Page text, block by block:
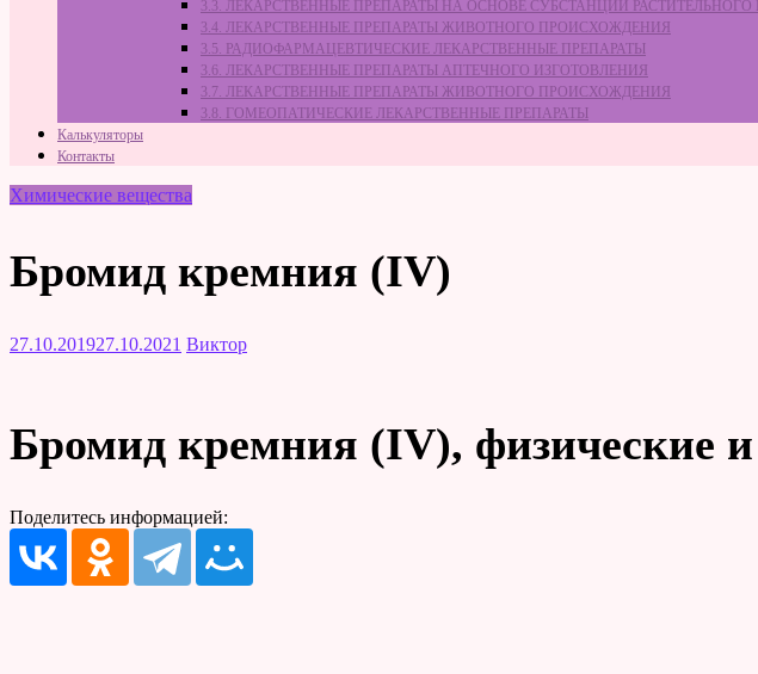
3.3. ЛЕКАРСТВЕННЫЕ ПРЕПАРАТЫ НА ОСНОВЕ СУБСТАНЦИЙ
3.4. ЛЕКАРСТВЕННЫЕ ПРЕПАРАТЫ ЖИВОТНОГО ПРОИСХОЖДЕНИЯ
3.5. РАДИОФАРМАЦЕВТИЧЕСКИЕ ЛЕКАРСТВЕННЫЕ ПРЕПАРАТЫ
3.6. ЛЕКАРСТВЕННЫЕ ПРЕПАРАТЫ АПТЕЧНОГО ИЗГОТОВЛЕНИЯ
3.7. ЛЕКАРСТВЕННЫЕ ПРЕПАРАТЫ ЖИВОТНОГО ПРОИСХОЖДЕНИЯ
3.8. ГОМЕОПАТИЧЕСКИЕ ЛЕКАРСТВЕННЫЕ ПРЕПАРАТЫ
Калькуляторы
Контакты
Химические вещества
Бромид кремния (IV)
27.10.201927.10.2021 Виктор
Бромид кремния (IV), физические и
Поделитесь информацией: